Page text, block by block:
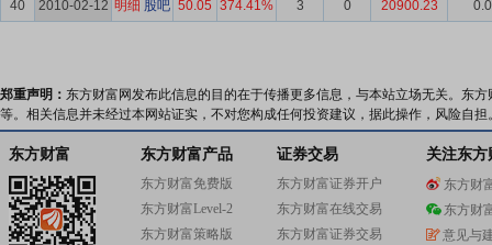
40
2010-02-12 明细 股吧 50.05 374.41% 3 0 20900.23
郑重声明： 东方财富网发布此信息的目的在于传播更多信息，与本站立场无关。东
等。相关信息并未经过本网站证实，不对您构成任何投资建议，据此操作，风险自担